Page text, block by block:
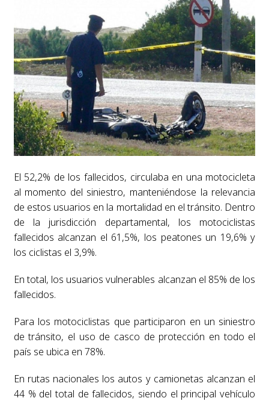
El 52,2% de los fallecidos, circulaba en una motocicleta
al momento del siniestro, manteniéndose la relevancia
de estos usuarios en la mortalidad en el tránsito. Dentro
de la jurisdicción departamental, los motociclistas
fallecidos alcanzan el 61,5%, los peatones un 19,6% y
los ciclistas el 3,9%.
En total, los usuarios vulnerables alcanzan el 85% de los
fallecidos.
Para los motociclistas que participaron en un siniestro
de tránsito, el uso de casco de protección en todo el
país se ubica en 78%.
En rutas nacionales los autos y camionetas alcanzan el
44 % del total de fallecidos, siendo el principal vehículo